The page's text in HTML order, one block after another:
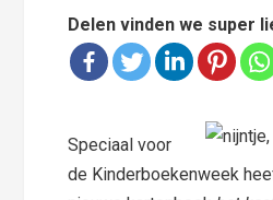
Delen vinden we super
Speciaal voor
de Kinderboekenweek